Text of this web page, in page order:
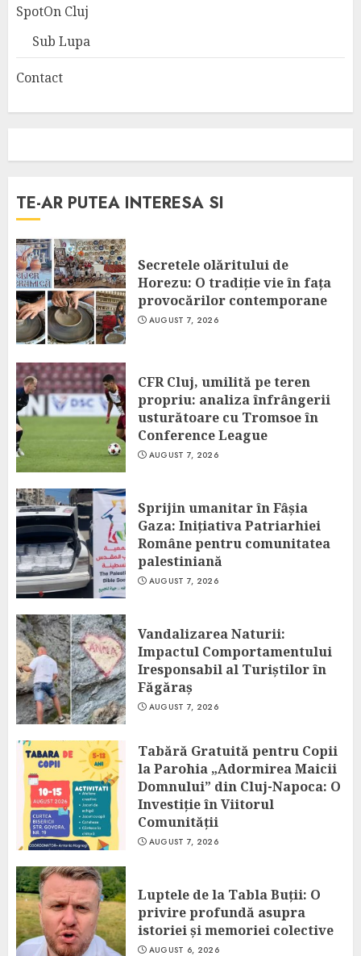
SpotOn Cluj
Sub Lupa
Contact
TE-AR PUTEA INTERESA SI
Secretele olăritului de
Horezu: O tradiție vie în fața
provocărilor contemporane
AUGUST 7, 2026
CFR Cluj, umilită pe teren
propriu: analiza înfrângerii
usturătoare cu Tromsoe în
Conference League
AUGUST 7, 2026
Sprijin umanitar în Fâșia
Gaza: Inițiativa Patriarhiei
Române pentru comunitatea
palestiniană
AUGUST 7, 2026
Vandalizarea Naturii:
Impactul Comportamentului
Iresponsabil al Turiștilor în
Făgăraș
AUGUST 7, 2026
Tabără Gratuită pentru Copii
la Parohia „Adormirea Maicii
Domnului” din Cluj-Napoca: O
Investiție în Viitorul
Comunității
AUGUST 7, 2026
Luptele de la Tabla Buții: O
privire profundă asupra
istoriei și memoriei colective
AUGUST 6, 2026